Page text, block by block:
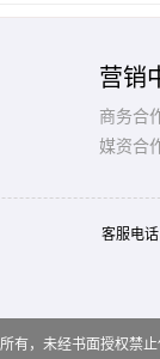
营销
商务合
媒资合
客服电
所有，未经书面授权